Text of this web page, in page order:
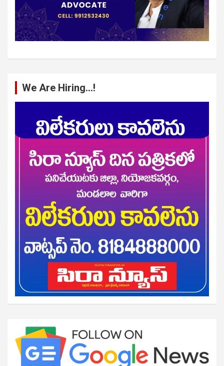
We Are Hiring…!